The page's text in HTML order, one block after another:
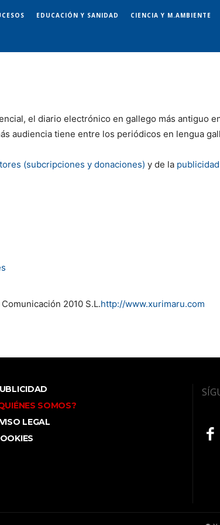
EDUCACIÓN Y SANIDAD CIENCIA Y M.AMBIENTE
el diario electrónico en gallego más antiguo
audiencia tiene entre los periódicos en lengua
(subcripciones y donaciones) y de la publicidad
2010 S.L.http://www.xurimaru.com
SOMOS?
LEGAL